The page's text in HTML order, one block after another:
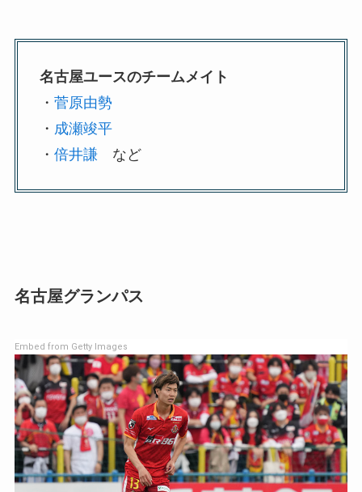
名古屋ユースのチームメイト
・ 菅原由勢
・ 成瀬竣平
・ 倍井謙など
名古屋グランパス
Embed from Getty Images